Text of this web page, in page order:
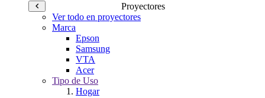
Proyectores
Ver todo en proyectores
Marca
Epson
Samsung
VTA
Acer
Tipo de Uso
Hogar